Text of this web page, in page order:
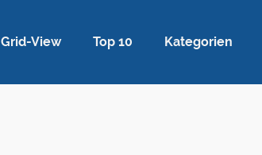
Grid-View Top 10 Kategorien